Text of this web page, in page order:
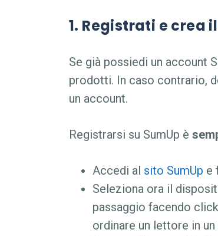
1. Registrati e crea
Se già possiedi un account
prodotti. In caso contrario,
un account.
Registrarsi su SumUp è
Accedi al sito SumUp e
Seleziona ora il
passaggio facendo
ordinare un lettore in